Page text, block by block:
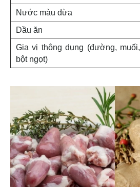
Nước màu dừa
Dầu ăn
Gia vị thông dụng (đường, muối,
bột ngọt)